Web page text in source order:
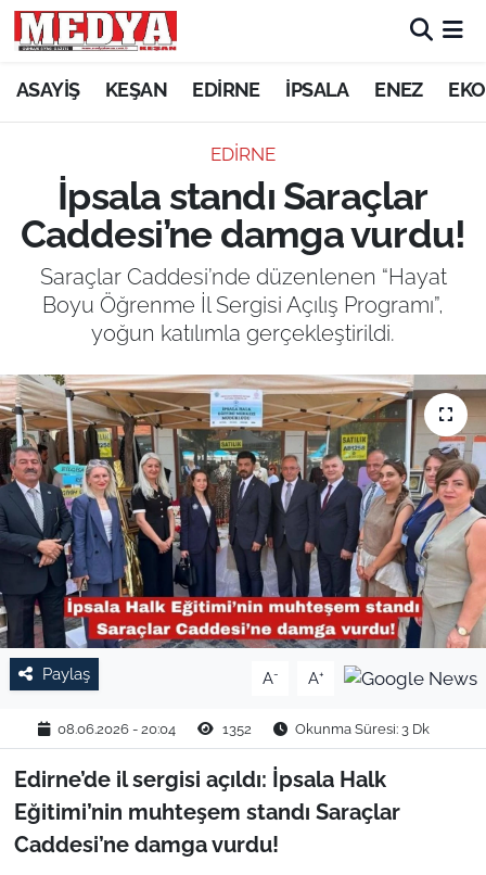
ASAYİŞ KEŞAN EDİRNE İPSALA ENEZ
EDİRNE
İpsala standı Saraçlar
Caddesi’ne damga vurdu!
Saraçlar Caddesi’nde düzenlenen “Hayat
Boyu Öğrenme İl Sergisi Açılış Programı”,
yoğun katılımla gerçekleştirildi.
Paylaş A- A+
08.06.2026 - 20:04 1352 Okunma Süresi: 3 Dk
Edirne’de il sergisi açıldı: İpsala Halk
Eğitimi’nin muhteşem standı Saraçlar
Caddesi’ne damga vurdu!
KEŞAN
ASAYİŞ
SİYASET
GÜNDEM
SAĞLIK
EĞİTİM
TARIM VE HAYVANCILIK
KÜLTÜR SANAT
RESMİ İLAN
SPOR
YAŞAM
EDİRNE
TEKİRDAĞ